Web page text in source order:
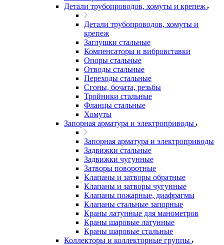
Детали трубопроводов, хомуты и крепеж
Детали трубопроводов, хомуты и
крепеж
Заглушки стальные
Компенсаторы и вибровставки
Опоры стальные
Отводы стальные
Переходы стальные
Сгоны, бочата, резьбы
Тройники стальные
Фланцы стальные
Хомуты
Запорная арматура и электроприводы
Запорная арматура и электроприводы
Задвижки стальные
Задвижки чугунные
Затворы поворотные
Клапаны и затворы обратные
Клапаны и затворы чугунные
Клапаны пожарные, диафрагмы
Клапаны стальные запорные
Краны латунные для манометров
Краны шаровые латунные
Краны шаровые стальные
Коллекторы и коллекторные группы